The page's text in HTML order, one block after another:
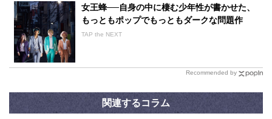
女王蜂──自身の中に棲む少年性が書かせた、
もっともポップでもっともダークな問題作
TAP the NEXT
Recommended by
関連するコラム